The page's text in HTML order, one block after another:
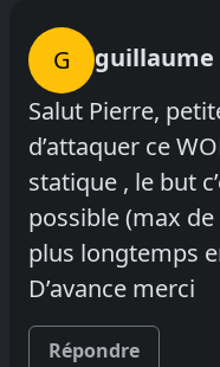
G
guillaume
Salut Pierre,
d’attaquer ce
statique , le but
possible (max
plus longtemps
D’avance merci
Répondre